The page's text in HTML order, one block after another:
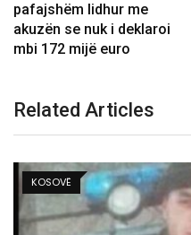
pafajshëm lidhur me
akuzën se nuk i deklaroi
mbi 172 mijë euro
Related Articles
KOSOVË